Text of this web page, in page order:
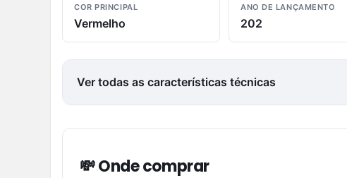
COR PRINCIPAL
Vermelho
ANO DE LANÇAMENTO
202
Ver todas as características técnicas
💸 Onde comprar